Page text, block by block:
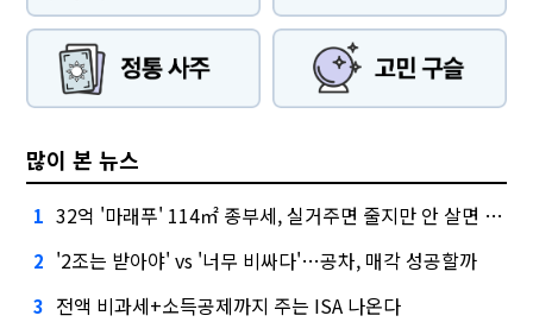
많이 본 뉴스
1 32억 '마래푸' 114㎡ 종부세, 실거주면 줄지만 안 살면 2.5배
2 '2조는 받아야' vs '너무 비싸다'…공차, 매각 성공할까
3 전액 비과세+소득공제까지 주는 ISA 나온다